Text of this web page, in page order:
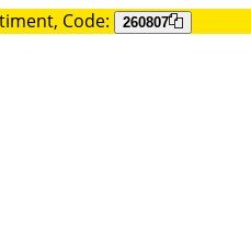
Code: 260807